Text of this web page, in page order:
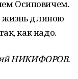
Осиповичем.
жизнь длиною
как надо.
НИКИФОРОВ.